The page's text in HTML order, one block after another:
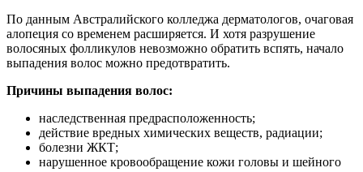
По данным Австралийского колледжа дерматологов, очаговая
алопеция со временем расширяется. И хотя разрушение
волосяных фолликулов невозможно обратить вспять, начало
выпадения волос можно предотвратить.
Причины выпадения волос:
наследственная предрасположенность;
действие вредных химических веществ, радиации;
болезни ЖКТ;
нарушенное кровообращение кожи головы и шейного